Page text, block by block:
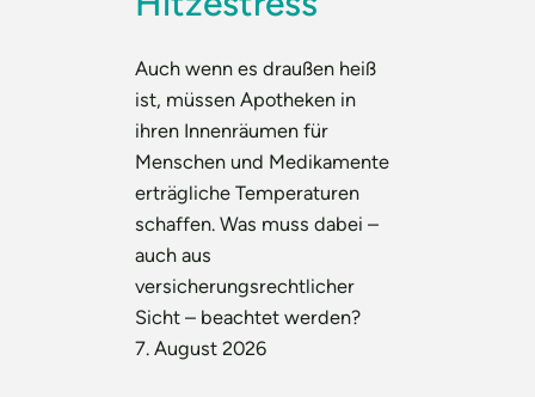
Auch wenn es draußen heiß
ist, müssen Apotheken in
ihren Innenräumen für
Menschen und Medikamente
erträgliche Temperaturen
schaffen. Was muss dabei –
auch aus
versicherungsrechtlicher
Sicht – beachtet werden?
7. August 2026